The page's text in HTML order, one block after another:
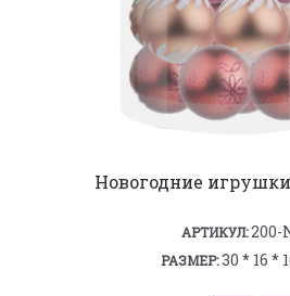
Новогодние
АРТИКУЛ:200-
РАЗМЕР:30 * 16 *